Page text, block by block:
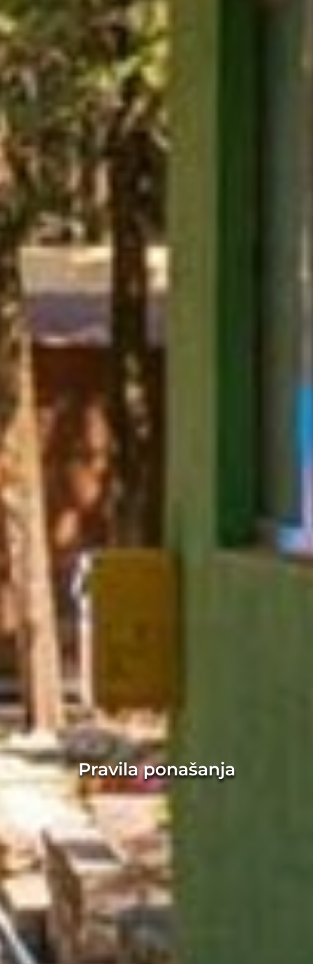
Pravila ponašanja